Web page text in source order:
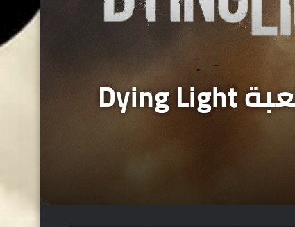
استعراض محتوى إصدار الـ Collector’s Edition للعبة Dying Light